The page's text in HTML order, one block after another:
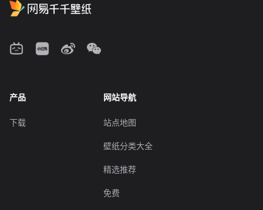
产品
下载
网站导航
站点地图
壁纸分类大全
精选推荐
免费